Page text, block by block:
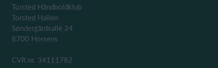
Torsted Håndboldklub
Torsted Hallen
Søndergårdsallé 24
8700 Horsens
CVR nr. 34111782